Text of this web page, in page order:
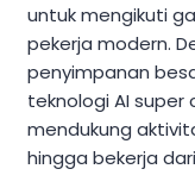
untuk mengikuti
pekerja modern.
penyimpanan
teknologi AI super
mendukung
hingga bekerja